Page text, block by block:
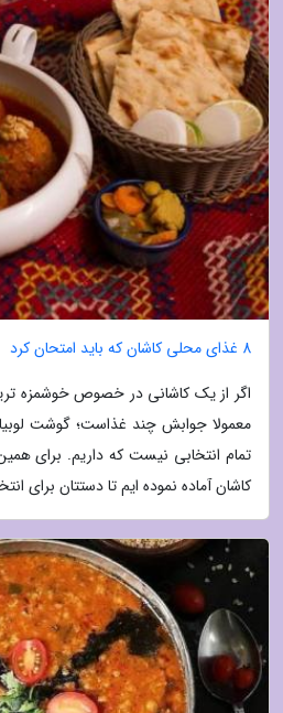
8 غذای محلی کاشان که باید امتحان کرد
اگر از یک کاشانی در خصوص خوشمزه
معمولا جوابش چند غذاست؛ گوشت
تمام انتخابی نیست که داریم. برای
کاشان آماده نموده ایم تا دستتان برای